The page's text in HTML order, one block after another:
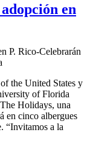
en
P. Rico-Celebrarán
the United States y
of Florida
Holidays, una
en cinco albergues
“Invitamos a la